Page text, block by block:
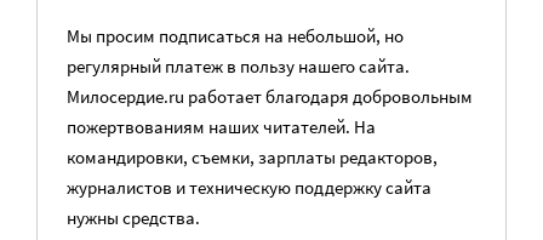
Мы просим подписаться на небольшой, но
регулярный платеж в пользу нашего сайта.
Милосердие.ru работает благодаря добровольным
пожертвованиям наших читателей. На
командировки, съемки, зарплаты редакторов,
журналистов и техническую поддержку сайта
нужны средства.